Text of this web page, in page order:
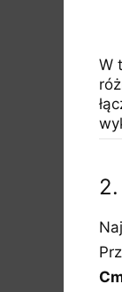
W